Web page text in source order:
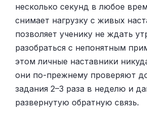
несколько секунд в любое
снимает нагрузку с живых
позволяет ученику не ждать
разобраться с непонятным
этом личные наставники
они по-прежнему проверяют
задания 2–3 раза в неделю и
развернутую обратную связь.